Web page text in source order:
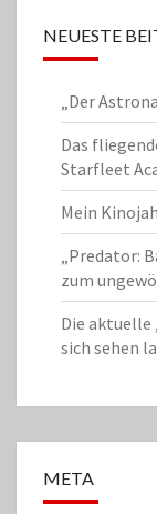
NEUESTE
„Der
Das
Starfleet
Mein
„Predator:
zum
Die aktuelle
sich sehen
META